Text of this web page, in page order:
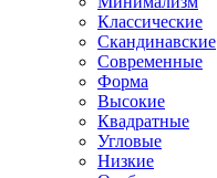
Классические
Скандинавские
Современные
Форма
Высокие
Квадратные
Угловые
Низкие